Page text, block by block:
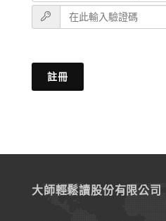
註冊
大師輕鬆讀股份有限公司